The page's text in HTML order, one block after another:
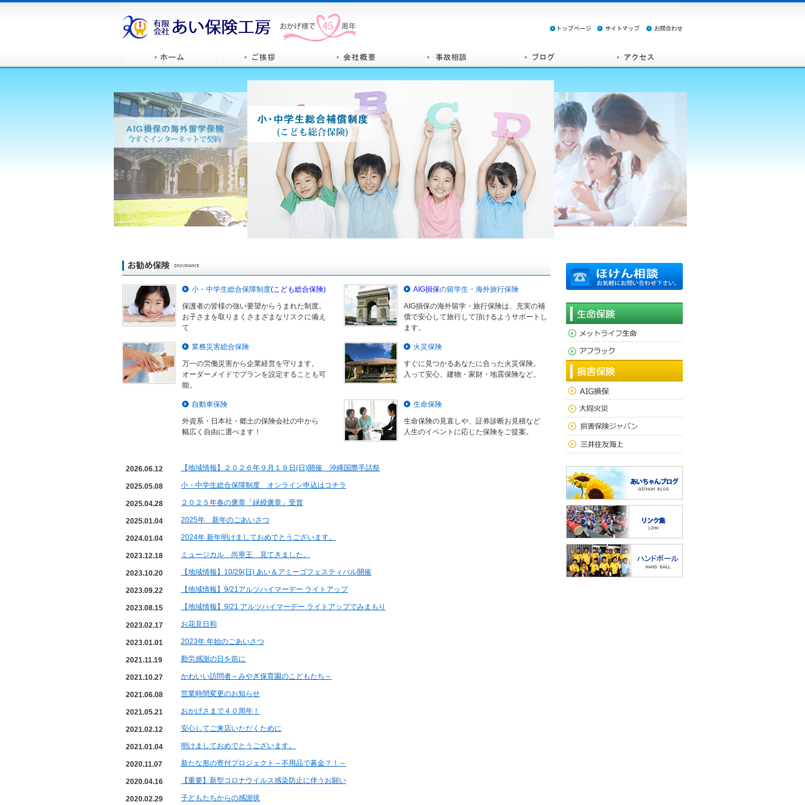
小・中学生総合保障制度(こども総合保険)
保護者の皆様の強い要望からうまれた制度。
お子さまを取りまくさまざまなリスクに備え
て
AIG損保の留学生・海外旅行保険
AIG損保の海外留学・旅行保険は、充実の補
償で安心して旅行して頂けるようサポートし
ます。
業務災害総合保険
万一の労働災害から企業経営を守ります。
オーダーメイドでプランを設定することも可
能。
火災保険
すぐに見つかるあなたに合った火災保険。
入って安心、建物・家財・地震保険など。
自動車保険
外資系・日本社・郷土の保険会社の中から
幅広く自由に選べます！
生命保険
生命保険の見直しや、証券診断お見積など
人生のイベントに応じた保険をご提案。
2026.06.12 【地域情報】２０２６年９月１９日(日)開催 沖縄国際手話祭
2025.05.08 小・中学生総合保障制度 オンライン申込はコチラ
2025.04.28 ２０２５年春の褒章「緑綬褒章」受賞
2025.01.04 2025年 新年のごあいさつ
2024.01.04 2024年 新年明けましておめでとうございます。
2023.12.18 ミュージカル 尚寧王 見てきました。
2023.10.20 【地域情報】10/29(日) あい＆アミーゴフェスティバル開催
2023.09.22 【地域情報】9/21アルツハイマーデー ライトアップ
2023.08.15 【地域情報】9/21 アルツハイマーデー ライトアップでみまもり
2023.02.17 お花見日和
2023.01.01 2023年 年始のごあいさつ
2021.11.19 勤労感謝の日を前に
2021.10.27 かわいい訪問者～みやぎ保育園のこどもたち～
2021.06.08 営業時間変更のお知らせ
2021.05.21 おかげさまで４０周年！
2021.02.12 安心してご来店いただくために
2021.01.04 明けましておめでとうございます。
2020.11.07 新たな形の寄付プロジェクト～不用品で募金？！～
2020.04.16 【重要】新型コロナウイルス感染防止に伴うお願い
2020.02.29 子どもたちからの感謝状